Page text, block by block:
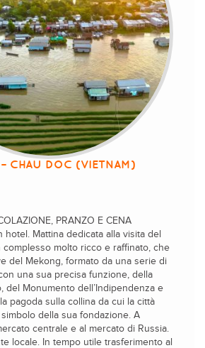
– CHAU DOC (VIETNAM)
PRANZO E CENA
hotel. Mattina dedicata alla visita del
complesso molto ricco e raffinato, che
del Mekong, formato da una serie di
una sua precisa funzione, della
del Monumento dell’Indipendenza e
pagoda sulla collina da cui la città
della sua fondazione. A
centrale e al mercato di Russia.
locale. In tempo utile trasferimento al